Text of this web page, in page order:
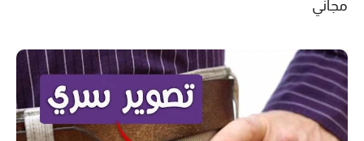
مجاني